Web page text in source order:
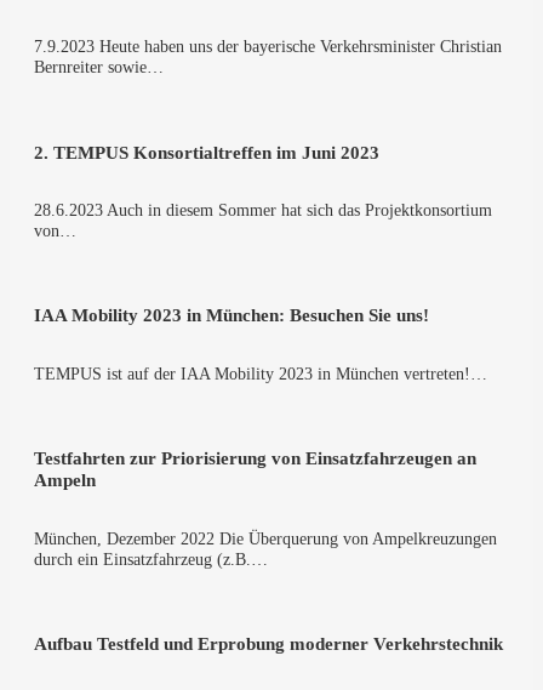
7.9.2023 Heu­te haben uns der baye­ri­sche Ver­kehrs­mi­nis­ter Chris­ti­an
Bern­rei­ter sowie…
2. TEMPUS Kon­sor­ti­al­tref­fen im Juni 2023
28.6.2023 Auch in die­sem Som­mer hat sich das Pro­jekt­kon­sor­ti­um
von…
IAA Mobi­li­ty 2023 in Mün­chen: Besu­chen Sie uns!
TEMPUS ist auf der IAA Mobi­li­ty 2023 in Mün­chen ver­tre­ten!…
Test­fahr­ten zur Prio­ri­sie­rung von Ein­satz­fahr­zeu­gen an
Ampeln
Mün­chen, Dezem­ber 2022 Die Über­que­rung von Ampel­kreu­zun­gen
durch ein Ein­satz­fahr­zeug (z.B.…
Auf­bau Test­feld und Erpro­bung moder­ner Verkehrstechnik